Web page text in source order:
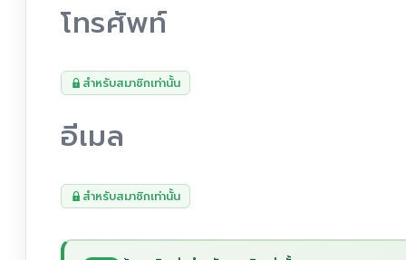
โทรศัพท์
สำหรับสมาชิกเท่านั้น
อีเมล
สำหรับสมาชิกเท่านั้น